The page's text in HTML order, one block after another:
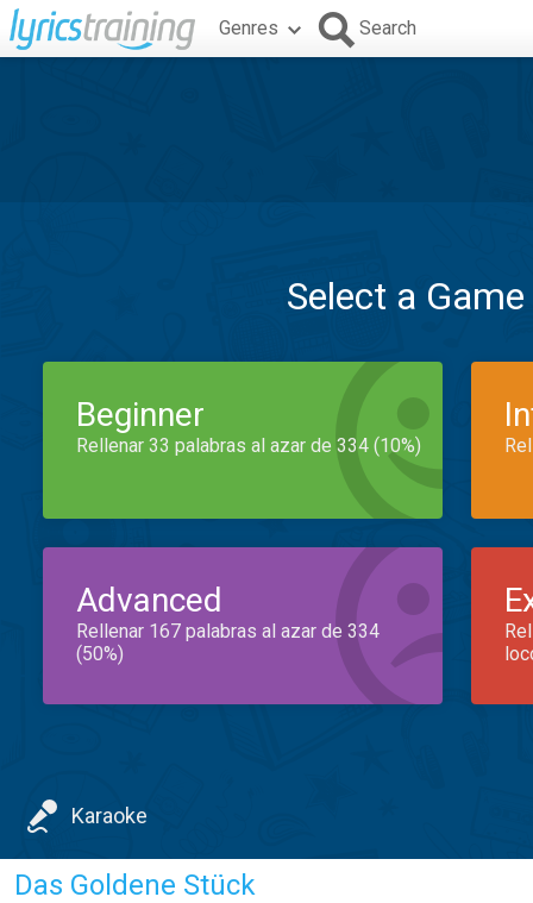
Genres Search
Select a
Beginner
Rellenar 33 palabras al azar de 334 (10%)
Advanced
Rellenar 167 palabras al azar de 334
(50%)
Karaoke
Das Goldene Stück